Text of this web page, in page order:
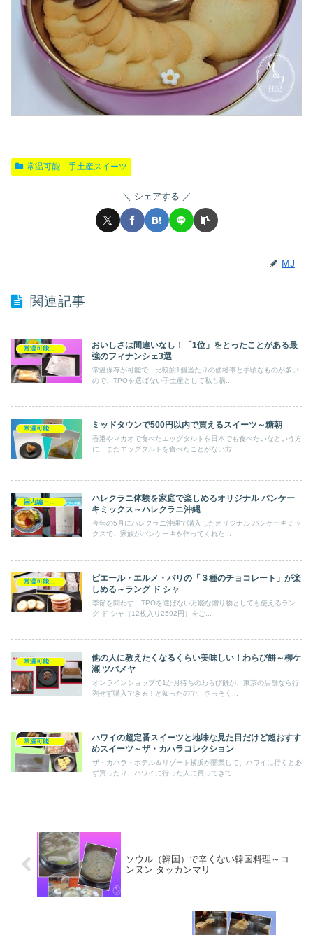
常温可能－手土産スイーツ
シェアする
MJ
関連記事
おいしさは間違いなし！「1位」をとったことがある最
強のフィナンシェ3選
常温保存が可能で、比較的1個当たりの価格帯と手頃なものが多い
ので、TPOを選ばない手土産として私も購...
ミッドタウンで500円以内で買えるスイーツ～糖朝
香港やマカオで食べたエッグタルトを日本でも食べたいなという方
に、まだエッグタルトを食べたことがない方...
国内編－旅行
ハレクラニ体験を家庭で楽しめるオリジナル パンケー
キミックス～ハレクラニ沖縄
今年の5月にハレクラニ沖縄で購入したオリジナル パンケーキミッ
クスで、家族がパンケーキを作ってくれた...
常温可能－手土産スイーツ
ピエール・エルメ・パリの「３種のチョコレート」が楽
しめる～ラング ド シャ
季節を問わず、TPOを選ばない万能な贈り物としても使えるラン
グ ド シャ（12枚入り2592円）をご...
常温可能－手土産スイーツ
他の人に教えたくなるくらい美味しい！わらび餅～柳ケ
瀬 ツバメヤ
オンラインショップで1か月待ちのわらび餅が、東京の店舗なら行
列せず購入できる！と知ったので、さっそく...
常温可能－手土産スイーツ
ハワイの超定番スイーツと地味な見た目だけど超おすす
めスイーツ～ザ・カハラコレクション
ザ・カハラ・ホテル＆リゾート横浜が開業して、ハワイに行くと必
ず買ったり、ハワイに行った人に買ってきて...
ソウル（韓国）で辛くない韓国料理～コ
ンヌン タッカンマリ